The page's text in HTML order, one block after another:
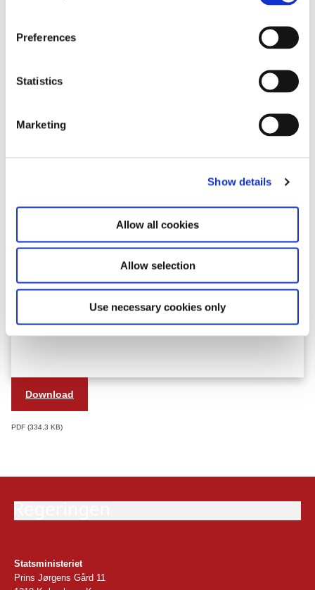
Preferences
Statistics
Marketing
Show details
Allow all cookies
Allow selection
Use necessary cookies only
Download
PDF 334,3 KB
Statsministeriet
Prins Jørgens Gård 11